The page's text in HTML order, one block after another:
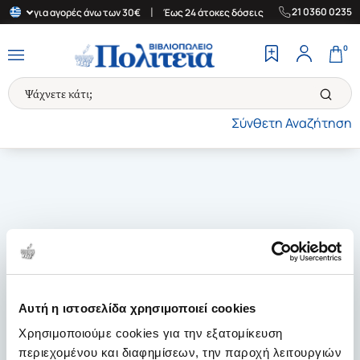
Αυτή η ιστοσελίδα χρησιμοποιεί cookies
Χρησιμοποιούμε cookies για την εξατομίκευση
περιεχομένου και διαφημίσεων, την παροχή λειτουργιών
για αγορές άνω των 30€ Έως 24 άτοκες δόσεις | Δωρεάν
21 0360 0235
Σύνθετη Αναζήτηση
0